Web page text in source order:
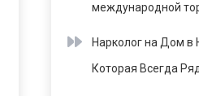
международной
Нарколог на Дом в
Которая Всегда